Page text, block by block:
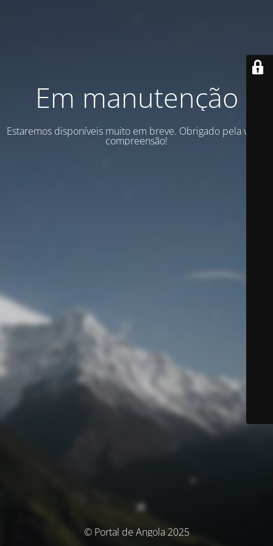
Em manutenção
Estaremos disponíveis muito em breve. Obrigado pela vossa
compreensão!
© Portal de Angola 2025